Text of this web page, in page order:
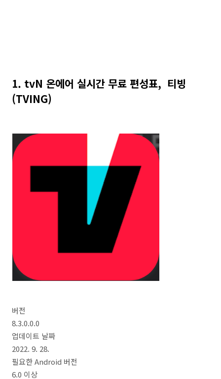
1. tvN 온에어 실시간 무료 편성표, 티빙
(TVING)
버전
8.3.0.0.0
업데이트 날짜
2022. 9. 28.
필요한 Android 버전
6.0 이상